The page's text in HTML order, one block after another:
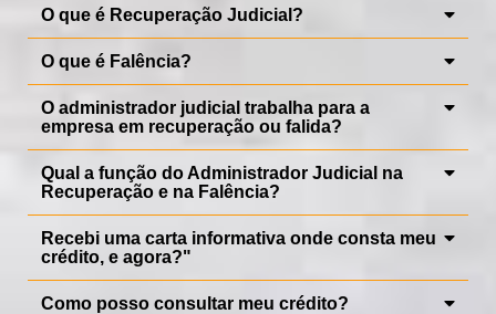
O que é Recuperação Judicial?
O que é Falência?
O administrador judicial trabalha para a
empresa em recuperação ou falida?
Qual a função do Administrador Judicial na
Recuperação e na Falência?
Recebi uma carta informativa onde consta meu
crédito, e agora?"
Como posso consultar meu crédito?